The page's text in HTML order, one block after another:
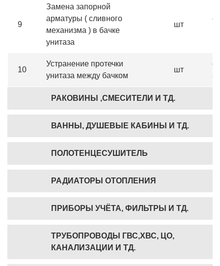
9
Замена запорной
арматуры ( сливного
механизма ) в бачке
унитаза
шт
от
10
Устранение протечки
унитаза между бачком
шт
от
РАКОВИНЫ ,СМЕСИТЕЛИ И ТД.
ВАННЫ, ДУШЕВЫЕ КАБИНЫ И ТД.
ПОЛОТЕНЦЕСУШИТЕЛЬ
РАДИАТОРЫ ОТОПЛЕНИЯ
ПРИБОРЫ УЧЁТА, ФИЛЬТРЫ И ТД.
ТРУБОПРОВОДЫ ГВС,ХВС, ЦО,
КАНАЛИЗАЦИИ И ТД.